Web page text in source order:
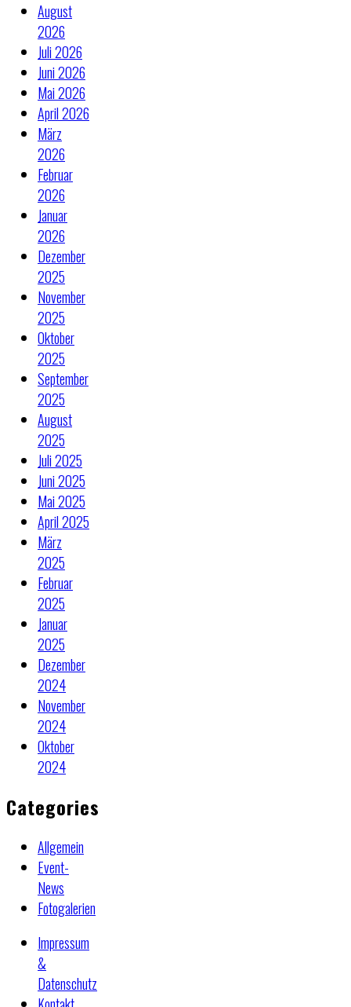
August
2026
Juli 2026
Juni 2026
Mai 2026
April 2026
März
2026
Februar
2026
Januar
2026
Dezember
2025
November
2025
Oktober
2025
September
2025
August
2025
Juli 2025
Juni 2025
Mai 2025
April 2025
März
2025
Februar
2025
Januar
2025
Dezember
2024
November
2024
Oktober
2024
Categories
Allgemein
Event-
News
Fotogalerien
Impressum
&
Datenschutz